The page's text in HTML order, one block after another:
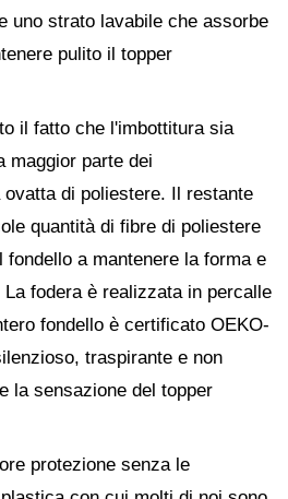
uno strato lavabile che assorbe
pulito il topper
il fatto che l'imbottitura sia
maggior parte dei
di poliestere. Il restante
quantità di fibre di poliestere
fondello a mantenere la forma e
fodera è realizzata in percalle
fondello è certificato OEKO-
traspirante e non
la sensazione del topper
protezione senza le